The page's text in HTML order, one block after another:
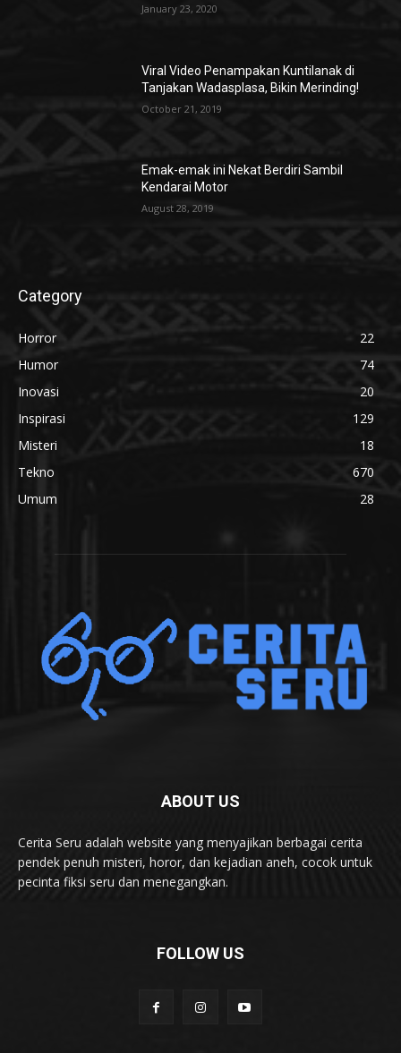
January 23, 2020
Viral Video Penampakan Kuntilanak di
Tanjakan Wadasplasa, Bikin Merinding!
October 21, 2019
Emak-emak ini Nekat Berdiri Sambil
Kendarai Motor
August 28, 2019
Category
Horror
22
Humor
74
Inovasi
20
Inspirasi
129
Misteri
18
Tekno
670
Umum
28
ABOUT US
Cerita Seru adalah website yang menyajikan berbagai cerita
pendek penuh misteri, horor, dan kejadian aneh, cocok untuk
pecinta fiksi seru dan menegangkan.
FOLLOW US